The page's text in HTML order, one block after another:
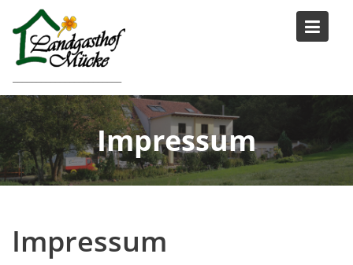
content
Impressum
Impressum